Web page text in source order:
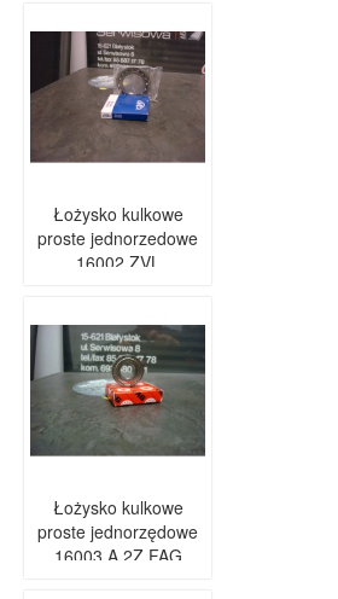
Łożysko kulkowe
proste jednorzedowe
16002 ZVL
Łożysko kulkowe
proste jednorzędowe
16003 A 2Z FAG